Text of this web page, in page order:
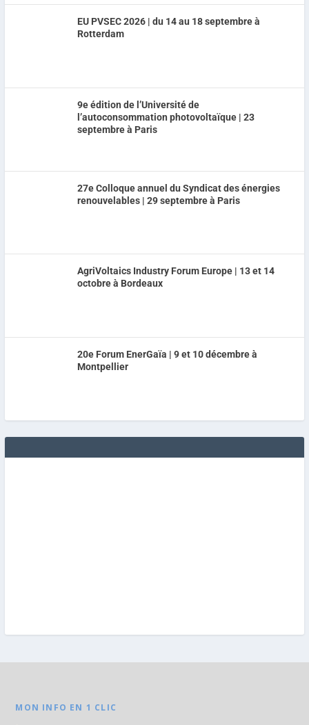
EU PVSEC 2026 | du 14 au 18 septembre à
Rotterdam
9e édition de l’Université de
l’autoconsommation photovoltaïque | 23
septembre à Paris
27e Colloque annuel du Syndicat des énergies
renouvelables | 29 septembre à Paris
AgriVoltaics Industry Forum Europe | 13 et 14
octobre à Bordeaux
20e Forum EnerGaïa | 9 et 10 décembre à
Montpellier
MON INFO EN 1 CLIC